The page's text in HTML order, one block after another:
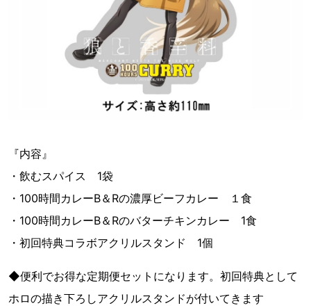
『内容』
・飲むスパイス 1袋
・100時間カレーB＆Rの濃厚ビーフカレー １食
・100時間カレーB＆Rのバターチキンカレー 1食
・初回特典コラボアクリルスタンド 1個
◆便利でお得な定期便セットになります。初回特典として
ホロの描き下ろしアクリルスタンドが付いてきます